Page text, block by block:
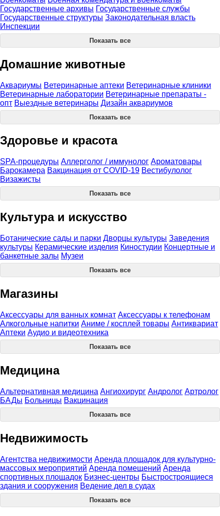
Государственные архивы Государственные службы
Государственные структуры Законодательная власть
Инспекции
Показать все
Домашние животные
Аквариумы Ветеринарные аптеки Ветеринарные клиники
Ветеринарные лаборатории Ветеринарные препараты -
опт Выездные ветеринары Дизайн аквариумов
Показать все
Здоровье и красота
SPA-процедуры Аллерголог / иммунолог Ароматовары
Барокамера Вакцинация от COVID-19 Вестибулолог
Визажисты
Показать все
Культура и искусство
Ботанические сады и парки Дворцы культуры Заведения
культуры Керамические изделия Киностудии Концертные и
банкетные залы Музеи
Показать все
Магазины
Аксессуары для ванных комнат Аксессуары к телефонам
Алкогольные напитки Аниме / косплей товары Антиквариат
Аптеки Аудио и видеотехника
Показать все
Медицина
Альтернативная медицина Ангиохирург Андролог Артролог
БАДы Больницы Вакцинация
Показать все
Недвижимость
Агентства недвижимости Аренда площадок для культурно-
массовых мероприятий Аренда помещений Аренда
спортивных площадок Бизнес-центры Быстростроящиеся
здания и сооружения Ведение дел в судах
Показать все